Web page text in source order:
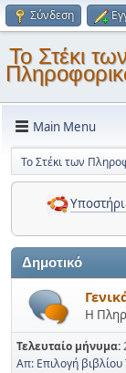
Σύνδεση
Το Στέκι
Main Menu
Το Στέκι των
Δημοτικό
Η
Τελευταίο μήνυμα:
Απ: Επιλογή